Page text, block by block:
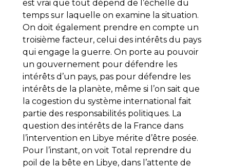
est vrai que tout dépend de l’échelle du
temps sur laquelle on examine la situation.
On doit également prendre en compte un
troisième facteur, celui des intérêts du pays
qui engage la guerre. On porte au pouvoir
un gouvernement pour défendre les
intérêts d’un pays, pas pour défendre les
intérêts de la planète, même si l’on sait que
la cogestion du système international fait
partie des responsabilités politiques. La
question des intérêts de la France dans
l’intervention en Libye mérite d’être posée.
Pour l’instant, on voit Total reprendre du
poil de la bête en Libye, dans l’attente de